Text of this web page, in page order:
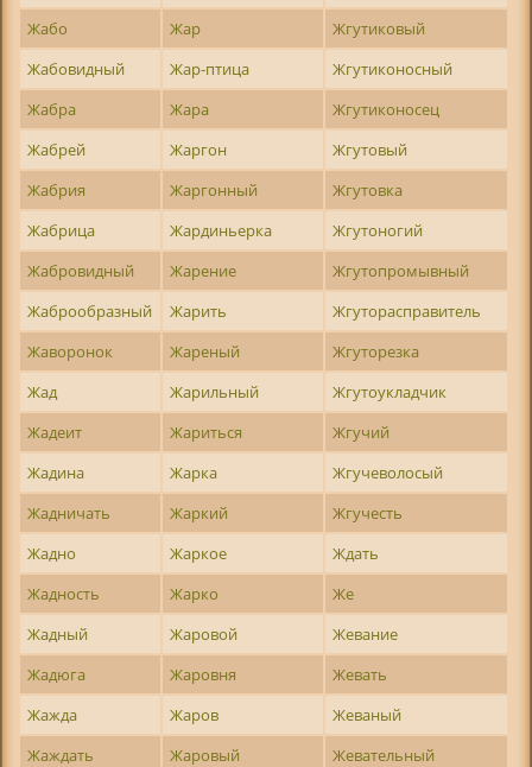
Жабо
Жар
Жгутиковый
Жабовидный
Жар-птица
Жгутиконосный
Жабра
Жара
Жгутиконосец
Жабрей
Жаргон
Жгутовый
Жабрия
Жаргонный
Жгутовка
Жабрица
Жардиньерка
Жгутоногий
Жабровидный
Жарение
Жгутопромывный
Жаброобразный
Жарить
Жгуторасправитель
Жаворонок
Жареный
Жгуторезка
Жад
Жарильный
Жгутоукладчик
Жадеит
Жариться
Жгучий
Жадина
Жарка
Жгучеволосый
Жадничать
Жаркий
Жгучесть
Жадно
Жаркое
Ждать
Жадность
Жарко
Же
Жадный
Жаровой
Жевание
Жадюга
Жаровня
Жевать
Жажда
Жаров
Жеваный
Жаждать
Жаровый
Жевательный